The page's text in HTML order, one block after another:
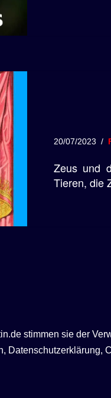
20/07/2023
Zeus und
Tieren, die
stimmen sie der